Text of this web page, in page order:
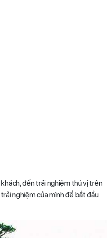
đến trải nghiệm thú vị trên
nghiệm của mình để bắt đầu